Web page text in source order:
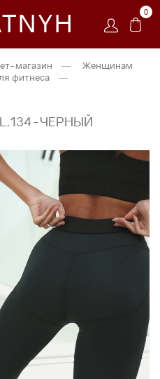
0
магазин —
Женщинам
фитнеса
—
ЧЕРНЫЙ